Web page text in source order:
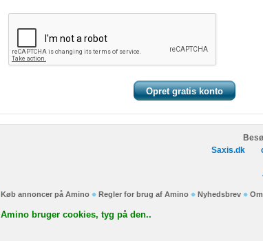
Saxis.dk
Køb annoncer på Amino Regler for brug af Amino Nyhedsbrev
Amino bruger cookies, tyg på den..